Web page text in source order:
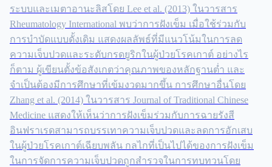
ระบบและเมตาอานะลิสโดย Lee et al. (2013) ในวารสาร
Rheumatology International พบว่าการฝังเข็ม เมื่อใช้ร่วมกับ
การบำบัดแบบดั้งเดิม แสดงผลลัพธ์ที่มีแนวโน้มในการลด
ความเจ็บปวดและระดับกรดยูริกในผู้ป่วยโรคเกาต์ อย่างไร
ก็ตาม ผู้เขียนตั้งข้อสังเกตว่าคุณภาพของหลักฐานต่ำ และ
จำเป็นต้องมีการศึกษาที่เข้มงวดมากขึ้น การศึกษาอื่นโดย
Zhang et al. (2014) ในวารสาร Journal of Traditional Chinese
Medicine แสดงให้เห็นว่าการฝังเข็มร่วมกับการฉายรังสี
อินฟราเรดสามารถบรรเทาความเจ็บปวดและลดการอักเสบ
ในผู้ป่วยโรคเกาต์เฉียบพลัน กลไกที่เป็นไปได้ของการฝังเข็ม
ในการจัดการความเจ็บปวดถูกสำรวจในการทบทวนโดย